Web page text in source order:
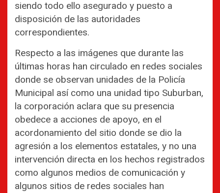
siendo todo ello asegurado y puesto a
disposición de las autoridades
correspondientes.
Respecto a las imágenes que durante las
últimas horas han circulado en redes sociales
donde se observan unidades de la Policía
Municipal así como una unidad tipo Suburban,
la corporación aclara que su presencia
obedece a acciones de apoyo, en el
acordonamiento del sitio donde se dio la
agresión a los elementos estatales, y no una
intervención directa en los hechos registrados
como algunos medios de comunicación y
algunos sitios de redes sociales han